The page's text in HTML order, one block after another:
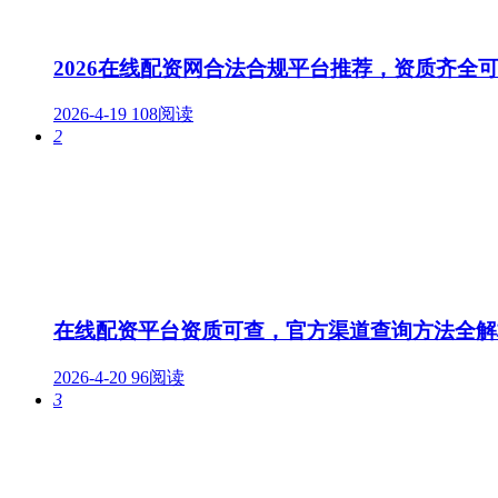
2026在线配资网合法合规平台推荐，资质齐全
2026-4-19 108阅读
2
在线配资平台资质可查，官方渠道查询方法全
2026-4-20 96阅读
3